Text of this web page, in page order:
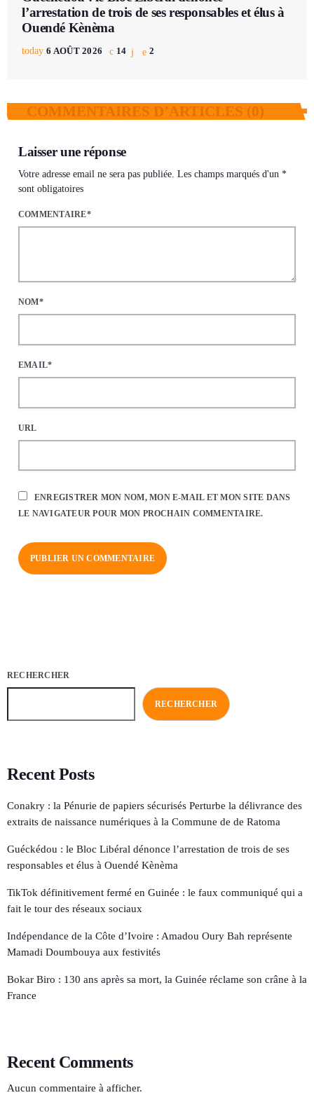
l’arrestation de trois de ses responsables et élus à
Ouendé Kènèma
today 6 AOÛT 2026 14 2
COMMENTAIRES D’ARTICLES (0)
Laisser une réponse
Votre adresse email ne sera pas publiée. Les champs marqués d'un *
sont obligatoires
COMMENTAIRE*
NOM*
EMAIL*
URL
ENREGISTRER MON NOM, MON E-MAIL ET MON SITE DANS
LE NAVIGATEUR POUR MON PROCHAIN COMMENTAIRE.
RECHERCHER
RECHERCHER
Recent Posts
Conakry : la Pénurie de papiers sécurisés Perturbe la délivrance des
extraits de naissance numériques à la Commune de de Ratoma
Guéckédou : le Bloc Libéral dénonce l’arrestation de trois de ses
responsables et élus à Ouendé Kènèma
TikTok définitivement fermé en Guinée : le faux communiqué qui a
fait le tour des réseaux sociaux
Indépendance de la Côte d’Ivoire : Amadou Oury Bah représente
Mamadi Doumbouya aux festivités
Bokar Biro : 130 ans après sa mort, la Guinée réclame son crâne à la
France
Recent Comments
Aucun commentaire à afficher.